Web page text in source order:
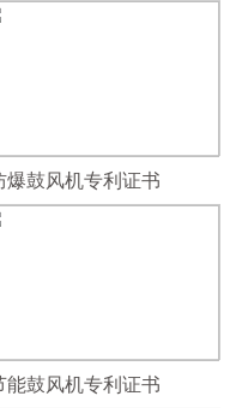
爆鼓风机专利证书
能鼓风机专利证书